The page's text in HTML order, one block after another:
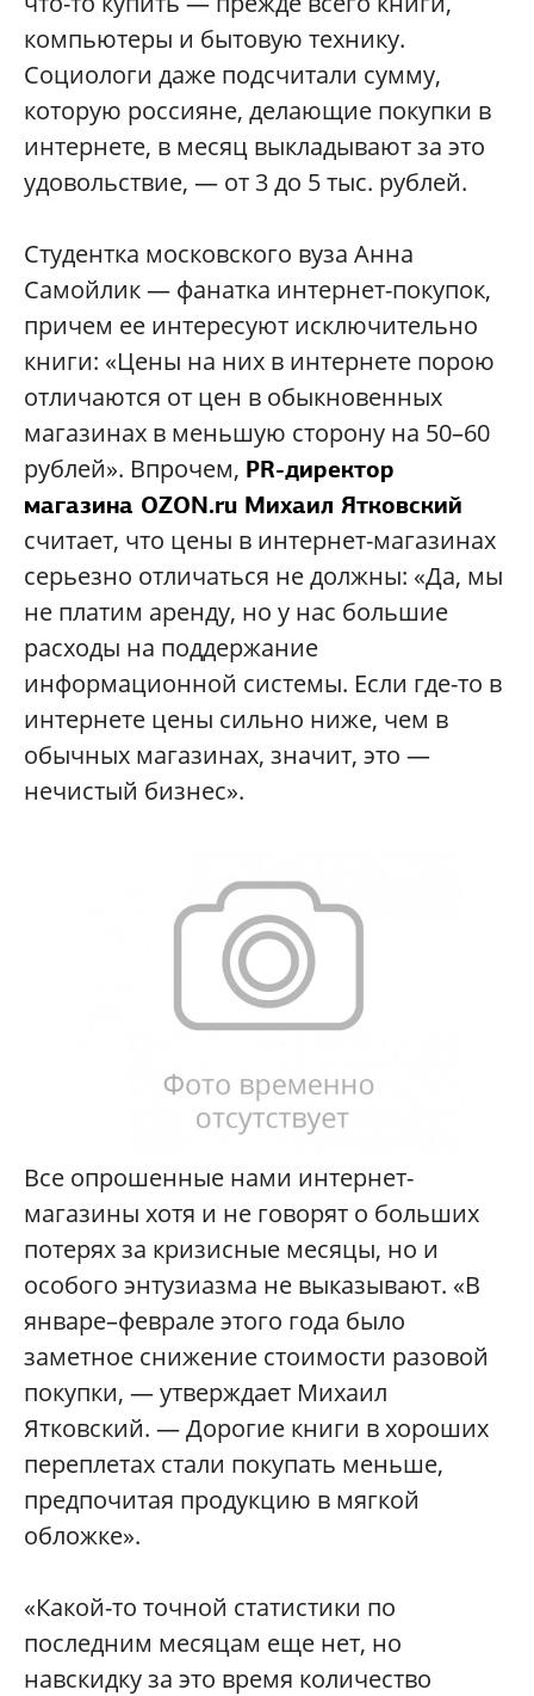
компьютеры и бытовую технику.
Социологи даже подсчитали сумму,
которую россияне, делающие покупки в
интернете, в месяц выкладывают за это
удовольствие, — от 3 до 5 тыс. рублей.
Студентка московского вуза Анна
Самойлик — фанатка интернет-покупок,
причем ее интересуют исключительно
книги: «Цены на них в интернете порою
отличаются от цен в обыкновенных
магазинах в меньшую сторону на 50–60
рублей». Впрочем, PR-директор
магазина OZON.ru Михаил Ятковский
считает, что цены в интернет-магазинах
серьезно отличаться не должны: «Да, мы
не платим аренду, но у нас большие
расходы на поддержание
информационной системы. Если где-то в
интернете цены сильно ниже, чем в
обычных магазинах, значит, это —
нечистый бизнес».
Все опрошенные нами интернет-
магазины хотя и не говорят о больших
потерях за кризисные месяцы, но и
особого энтузиазма не выказывают. «В
январе–феврале этого года было
заметное снижение стоимости разовой
покупки, — утверждает Михаил
Ятковский. — Дорогие книги в хороших
переплетах стали покупать меньше,
предпочитая продукцию в мягкой
обложке».
«Какой-то точной статистики по
последним месяцам еще нет, но
навскидку за это время количество